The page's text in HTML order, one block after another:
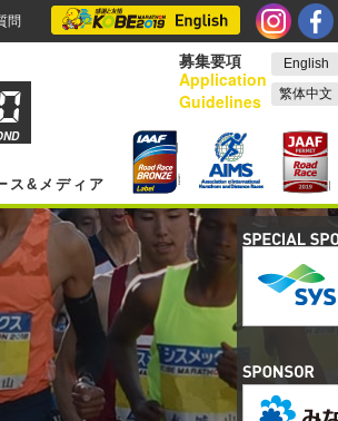
問
募集要項
Application
Guidelines
English
繁体中文
ス&メディア